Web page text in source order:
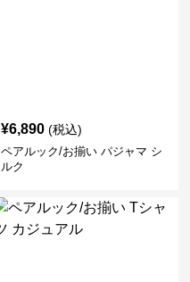
¥6,890 (税込)
ペアルック/お揃い パジャマ シ
ルク